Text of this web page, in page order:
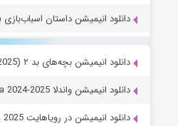
دانلود انیمیشن داستان اسباب‌بازی ۵ Toy Story 5 (2026)
دانلود انیمیشن بچه‌های بد ۲ The Bad Guys 2 (2025)
دانلود انیمیشن واندلا WondLa 2024-2025
دانلود انیمیشن در رویاهایت In Your Dreams 2025